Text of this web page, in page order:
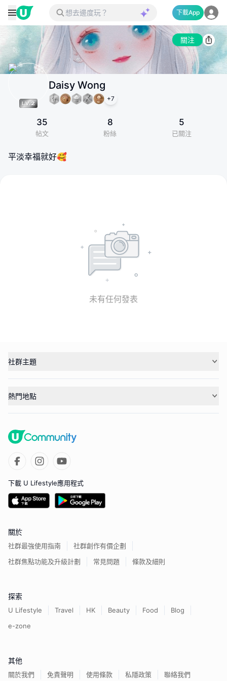
下載App
關注
Daisy Wong
+7
35
帖文
8
粉絲
5
已關注
平淡幸福就好🥰
未有任何發表
社群主題
熱門地點
下載 U Lifestyle應用程式
關於
社群最強使用指南
社群創作有價企劃
社群焦點功能及升級計劃
常見問題 條款及細則
探索
U Lifestyle Travel HK Beauty Food
Blog
e-zone
其他
關於我們 免責聲明 使用條款 私隱政策 聯絡我們